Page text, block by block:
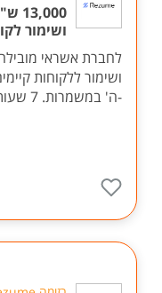
ושימור
לחברת אשראי
ושימור ללקוחות
-ה' במשמרות. 7 שעות עבודה ביום. גמיש...